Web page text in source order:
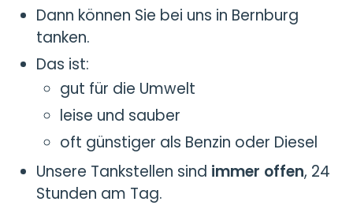
Dann können Sie bei uns in Bernburg
tanken.
Das ist:
gut für die Umwelt
leise und sauber
oft günstiger als Benzin oder Diesel
Unsere Tankstellen sind immer offen, 24
Stunden am Tag.